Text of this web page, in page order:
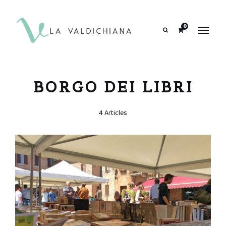
0
BORGO DEI LIBRI
4 Articles